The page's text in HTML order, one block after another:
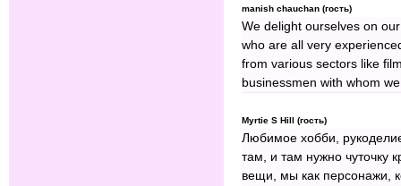
manish chauchan (гость)
We delight ourselves on
who are all very
from various sectors like
businessmen with whom
Myrtie S Hill (гость)
Любимое хобби,
там, и там нужно чуточку
вещи, мы как персонажи,